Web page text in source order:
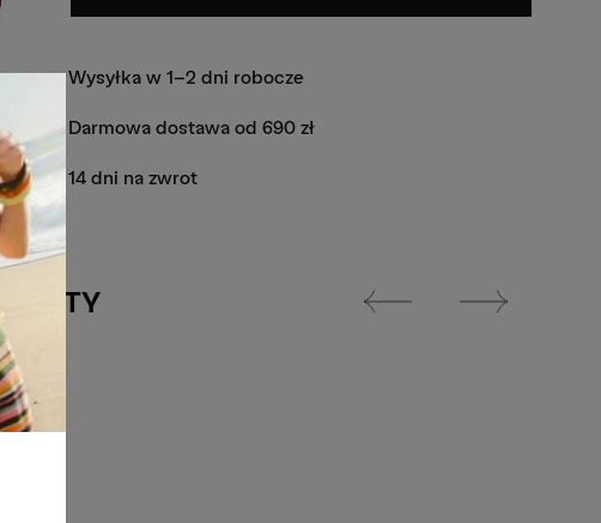
Wysyłka w 1-2 dni robocze
Darmowa dostawa od 690 zł
14 dni na zwrot